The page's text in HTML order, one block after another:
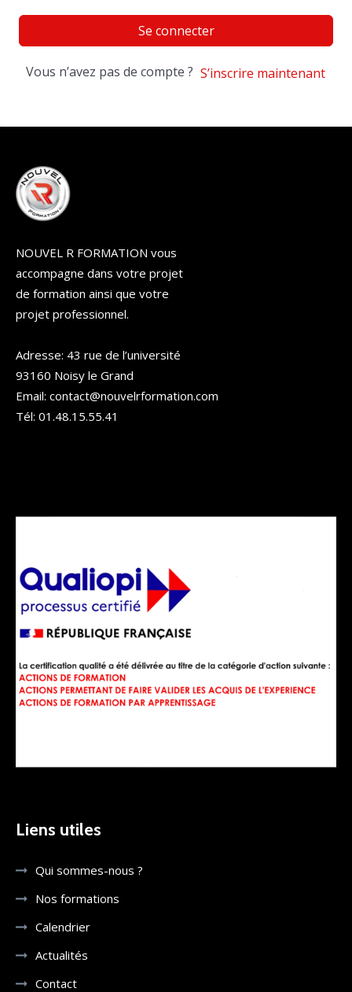
Se connecter
Vous n’avez pas de compte ? S’inscrire maintenant
NOUVEL R FORMATION vous
accompagne dans votre projet
de formation ainsi que votre
projet professionnel.
Adresse: 43 rue de l’université
93160 Noisy le Grand
Email: contact@nouvelrformation.com
Tél: 01.48.15.55.41
Liens utiles
Qui sommes-nous ?
Nos formations
Calendrier
Actualités
Contact